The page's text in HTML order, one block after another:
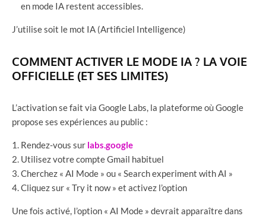
en mode IA restent accessibles.
J’utilise soit le mot IA (Artificiel Intelligence)
COMMENT ACTIVER LE MODE IA ? LA VOIE
OFFICIELLE (ET SES LIMITES)
L’activation se fait via Google Labs, la plateforme où Google
propose ses expériences au public :
Rendez-vous sur labs.google
Utilisez votre compte Gmail habituel
Cherchez « AI Mode » ou « Search experiment with AI »
Cliquez sur « Try it now » et activez l’option
Une fois activé, l’option « AI Mode » devrait apparaître dans